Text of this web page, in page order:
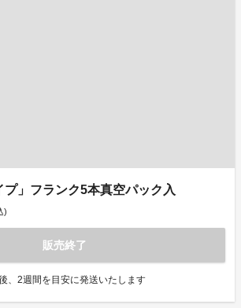
」フランク5本真空パック入
)
販売終了
、2週間を目安に発送いたします